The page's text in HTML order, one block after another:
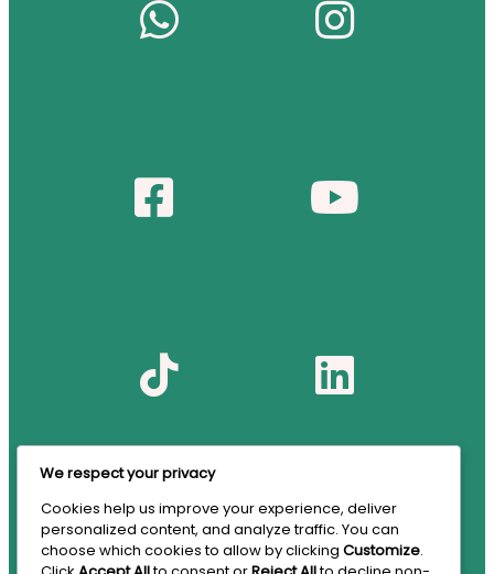
We respect your privacy
Cookies help us improve your experience, deliver
personalized content, and analyze traffic. You can
choose which cookies to allow by clicking Customize.